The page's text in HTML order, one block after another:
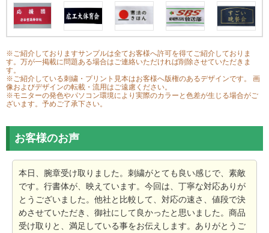
※ご紹介しておりますサンプルは全てお客様へ許可を得てご紹介しておりま
す。万が一掲載に問題ある場合はご連絡いただければ削除させていただきま
す。
※ご紹介している刺繍・プリント見本はお客様へ版権のあるデザインです。 画
像およびデザインの転載・流用はご遠慮ください。
※モニターの発色やパソコン環境により実際のカラーと色差が生じる場合がご
ざいます。予めご了承下さい。
お客様のお声
本日、腕章受け取りました。刺繍がとても良い感じで、素敵
です。行書体が、映えています。今回は、丁寧な対応ありが
とうございました。他社と比較して、対応の速さ、値段で決
めさせていただき、御社にして良かったと思いました。商品
受け取りと、満足している事をお伝えします。ありがとうご